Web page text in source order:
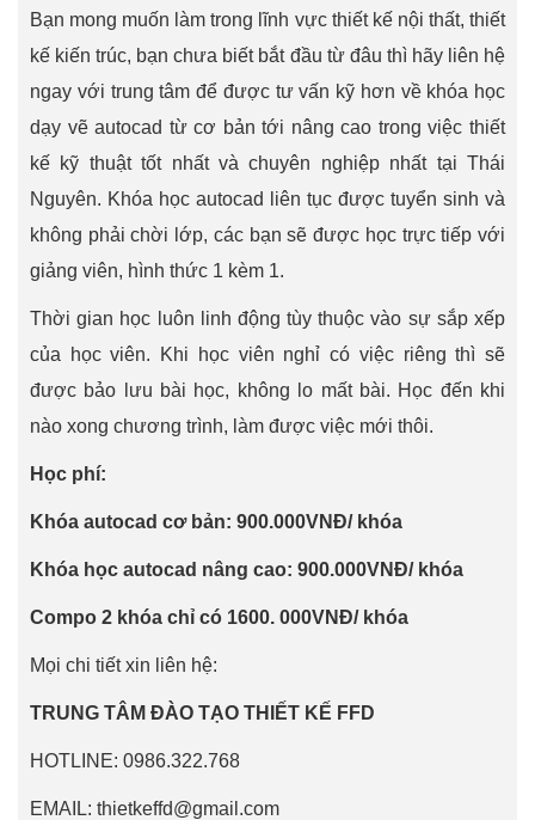
Bạn mong muốn làm trong lĩnh vực thiết kế nội thất, thiết
kế kiến trúc, bạn chưa biết bắt đầu từ đâu thì hãy liên hệ
ngay với trung tâm để được tư vấn kỹ hơn về khóa học
dạy vẽ autocad từ cơ bản tới nâng cao trong việc thiết
kế kỹ thuật tốt nhất và chuyên nghiệp nhất tại Thái
Nguyên. Khóa học autocad liên tục được tuyển sinh và
không phải chời lớp, các bạn sẽ được học trực tiếp với
giảng viên, hình thức 1 kèm 1.
Thời gian học luôn linh động tùy thuộc vào sự sắp xếp
của học viên. Khi học viên nghỉ có việc riêng thì sẽ
được bảo lưu bài học, không lo mất bài. Học đến khi
nào xong chương trình, làm được việc mới thôi.
Học phí:
Khóa autocad cơ bản: 900.000VNĐ/ khóa
Khóa học autocad nâng cao: 900.000VNĐ/ khóa
Compo 2 khóa chỉ có 1600. 000VNĐ/ khóa
Mọi chi tiết xin liên hệ:
TRUNG TÂM ĐÀO TẠO THIẾT KẾ FFD
HOTLINE: 0986.322.768
EMAIL: thietkeffd@gmail.com